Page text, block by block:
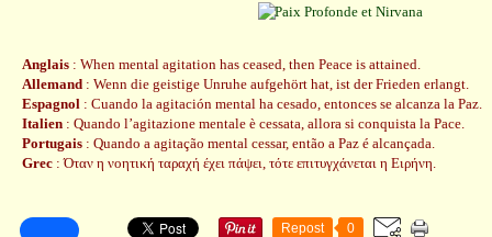
Anglais : When mental agitation has ceased, then Peace is attained.
Allemand : Wenn die geistige Unruhe aufgehört hat, ist der Frieden erlangt.
Espagnol : Cuando la agitación mental ha cesado, entonces se alcanza la Paz.
Italien : Quando l’agitazione mentale è cessata, allora si conquista la Pace.
Portugais : Quando a agitação mental cessar, então a Paz é alcançada.
Grec : Όταν η νοητική ταραχή έχει πάψει, τότε επιτυγχάνεται η Ειρήνη.
Repost 0